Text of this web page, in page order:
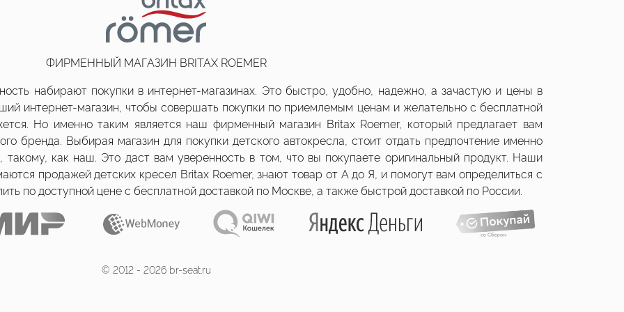
ФИРМЕННЫЙ МАГАЗИН BRITAX ROEMER
набирают покупки в интернет-магазинах. Это быстро, удобно, надежно, а зачастую и цены в
интернет-магазин, чтобы совершать покупки по приемлемым ценам и желательно с бесплатной
Но именно таким является наш фирменный магазин Britax Roemer, который предлагает вам
бренда. Выбирая магазин для покупки детского автокресла, стоит отдать предпочтение именно
такому, как наш. Это даст вам уверенность в том, что вы покупаете оригинальный продукт. Наши
продажей детских кресел Britax Roemer, знают товар от А до Я, и помогут вам определиться с
по доступной цене c бесплатной доставкой по Москве, а также быстрой доставкой по России.
© 2012 - 2026 br-seat.ru